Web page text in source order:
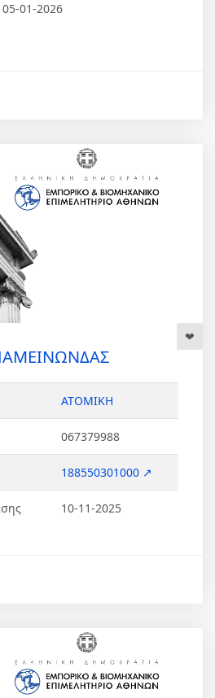
05-01-2026
ΑΤΟΜΙΚΗ
067379988
188550301000 ↗
10-11-2025